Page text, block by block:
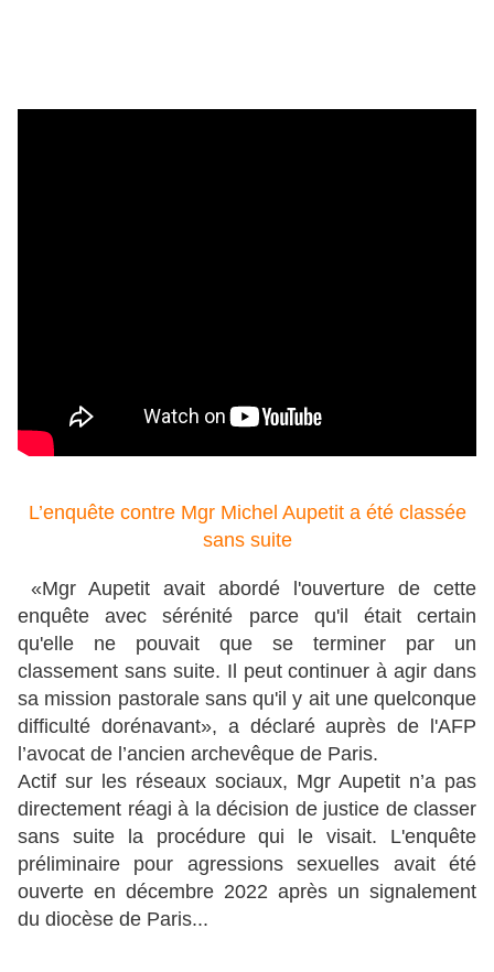
L’enquête contre Mgr Michel Aupetit a été classée
sans suite
«Mgr Aupetit avait abordé l'ouverture de cette
enquête avec sérénité parce qu'il était certain
qu'elle ne pouvait que se terminer par un
classement sans suite. Il peut continuer à agir dans
sa mission pastorale sans qu'il y ait une quelconque
difficulté dorénavant», a déclaré auprès de l'AFP
l’avocat de l’ancien archevêque de Paris.
Actif sur les réseaux sociaux, Mgr Aupetit n’a pas
directement réagi à la décision de justice de classer
sans suite la procédure qui le visait. L'enquête
préliminaire pour agressions sexuelles avait été
ouverte en décembre 2022 après un signalement
du diocèse de Paris...